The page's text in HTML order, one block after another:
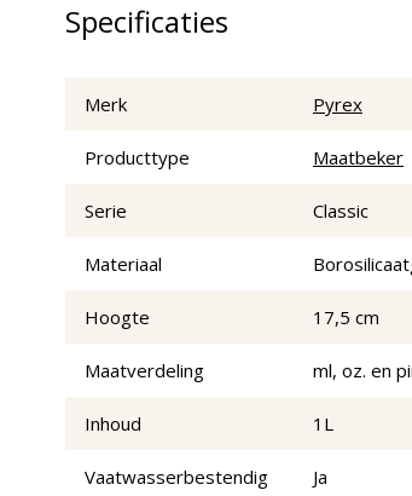
Specificaties
Merk Pyrex
Producttype Maatbeker
Serie Classic
Materiaal
Hoogte 17,5 cm
Maatverdeling ml, oz. en
Inhoud 1L
Vaatwasserbestendig Ja